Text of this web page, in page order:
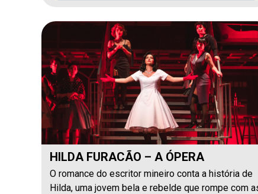
HILDA FURACÃO – A ÓPERA
O romance do escritor mineiro conta a história de
Hilda, uma jovem bela e rebelde que rompe com